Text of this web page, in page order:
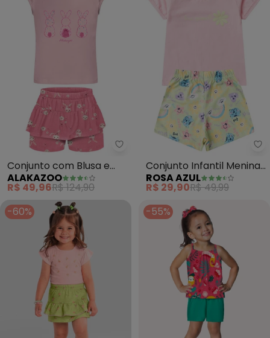
Alakazoo - Conjunto com
Conjunto com Blusa e
Shorts Saia Estampado
(Rosa)
ALAKAZOO
R$ 49,96R$ 124,90
Conjunto Infantil Menina
Love Verão Iaia (Rosa)
ROSA AZUL
R$ 29,90R$ 49,99
-60%
-55%